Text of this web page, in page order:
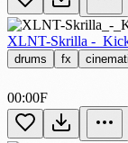
XLNT-Skrilla -
drums fx
00:00F